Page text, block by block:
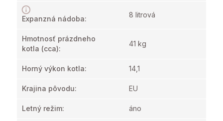
Expanzná nádoba: 8 litrová
Hmotnosť prázdneho
kotla (cca):
41 kg
Horný výkon kotla: 14,1
Krajina pôvodu: EU
Letný režim: áno